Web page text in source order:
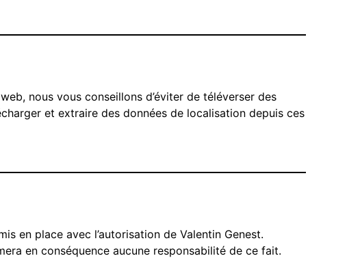
nous vous conseillons d’éviter de téléverser des
et extraire des données de localisation depuis ces
en place avec l’autorisation de Valentin Genest.
en conséquence aucune responsabilité de ce fait.